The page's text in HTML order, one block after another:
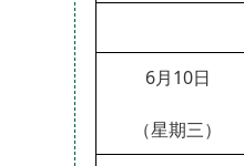
6月10日
（星期三）